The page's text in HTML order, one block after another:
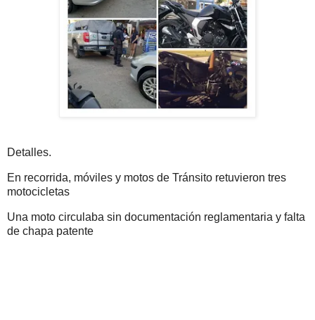
Detalles.
En recorrida, móviles y motos de Tránsito retuvieron tres
motocicletas
Una moto circulaba sin documentación reglamentaria y falta
de chapa patente